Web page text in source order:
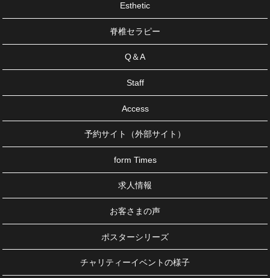
Esthetic
脊椎セラピー
Q＆A
Staff
Access
予約サイト（外部サイト）
form Times
求人情報
お客さまの声
ポスターシリーズ
チャリティーイベントの様子